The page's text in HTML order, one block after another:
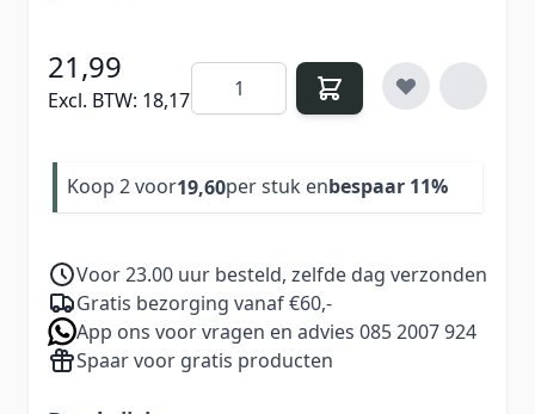
21,99
Excl. BTW: 18,17
Aantal
Koop 2 voor19,60per stuk enbespaar 11%
Voor 23.00 uur besteld, zelfde dag verzonden
Gratis bezorging vanaf €60,-
App ons voor vragen en advies 085 2007 924
Spaar voor gratis producten